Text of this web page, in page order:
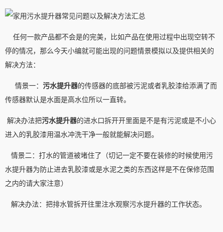
任何一款产品都不会是的完美，比如产品在使用过程中出现空转不
停的情况，那么今天小编就可能出现的问题情景模拟以及提供相关的
解决方法：
情景一： 污水提升器的传感器的底部被污泥或者乳胶漆给添满了而
传感器默认是水面是高水位所以一直转。
解决办法把污水提升器的进水口拆开开里面是不是有污泥或是不小心
进入的乳胶漆用温水冲洗干净一般就能解决问题。
情景二：打水的管道被堵住了（切记一定不要在装修的时候使用污
水提升器为防止进去乳胶漆或是水泥之类的东西这样是不在保修范围
之内的请大家注意）
解决办法：把排水管拆开往里注水观察污水提升器的工作状态。